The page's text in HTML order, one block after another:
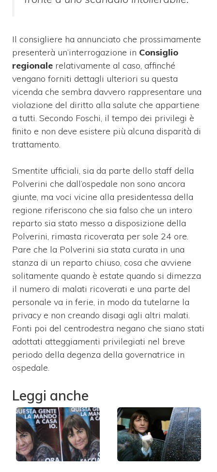
Il consigliere ha annunciato che prossimamente
presenterà un’interrogazione in Consiglio
regionale relativamente al caso, affinché
vengano forniti dettagli ulteriori su questa
vicenda che sembra davvero rappresentare una
violazione del diritto alla salute che appartiene
a tutti. Secondo Foschi, il tempo dei privilegi è
finito e non deve esistere più alcuna disparità di
trattamento.
Smentite ufficiali, sia da parte dello staff della
Polverini che dall’ospedale non sono ancora
giunte, ma voci vicine alla presidentessa della
regione riferiscono che sia falso che un intero
reparto sia stato messo a disposizione della
Polverini, rimasta ricoverata per sole 24 ore.
Pare che la Polverini sia stata curata in una
stanza di un reparto chiuso, cosa che avviene
solitamente quando è estate quando si dimezza
il numero di malati ricoverati e una parte del
personale va in ferie, in modo da tutelarne la
privacy e non creando disagi agli altri malati.
Fonti poi del centrodestra negano che siano stati
adottati atteggiamenti privilegiati nel breve
periodo della degenza della governatrice in
ospedale.
Leggi anche